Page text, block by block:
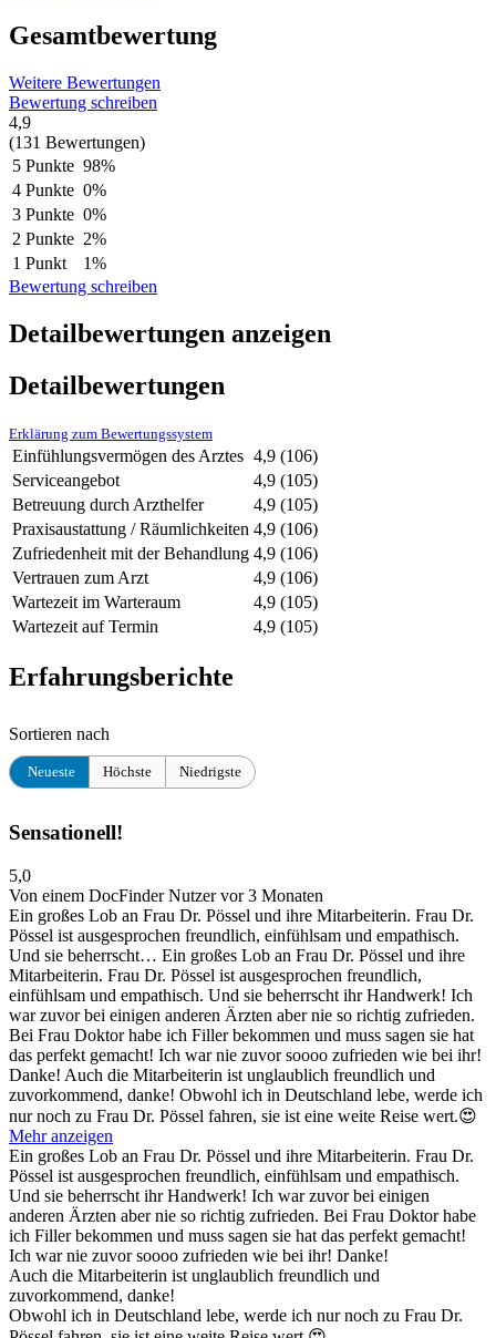
Gesamtbewertung
Weitere Bewertungen
Bewertung schreiben
4,9
(131 Bewertungen)
5 Punkte 98%
4 Punkte 0%
3 Punkte 0%
2 Punkte 2%
1 Punkt
1%
Bewertung schreiben
Detailbewertungen anzeigen
Detailbewertungen
Erklärung zum Bewertungssystem
Einfühlungsvermögen des Arztes 4,9 (106)
Serviceangebot
4,9 (105)
Betreuung durch Arzthelfer
4,9 (105)
Praxisaustattung / Räumlichkeiten 4,9 (106)
Zufriedenheit mit der Behandlung 4,9 (106)
Vertrauen zum Arzt
4,9 (106)
Wartezeit im Warteraum
4,9 (105)
Wartezeit auf Termin
4,9 (105)
Erfahrungsberichte
Sortieren nach
Neueste Höchste Niedrigste
Sensationell!
5,0
Von einem DocFinder Nutzervor 3 Monaten
Ein großes Lob an Frau Dr. Pössel und ihre Mitarbeiterin. Frau Dr.
Pössel ist ausgesprochen freundlich, einfühlsam und empathisch.
Und sie beherrscht… Ein großes Lob an Frau Dr. Pössel und ihre
Mitarbeiterin. Frau Dr. Pössel ist ausgesprochen freundlich,
einfühlsam und empathisch. Und sie beherrscht ihr Handwerk! Ich
war zuvor bei einigen anderen Ärzten aber nie so richtig zufrieden.
Bei Frau Doktor habe ich Filler bekommen und muss sagen sie hat
das perfekt gemacht! Ich war nie zuvor soooo zufrieden wie bei ihr!
Danke! Auch die Mitarbeiterin ist unglaublich freundlich und
zuvorkommend, danke! Obwohl ich in Deutschland lebe, werde ich
nur noch zu Frau Dr. Pössel fahren, sie ist eine weite Reise wert.😍
Mehr anzeigen
Ein großes Lob an Frau Dr. Pössel und ihre Mitarbeiterin. Frau Dr.
Pössel ist ausgesprochen freundlich, einfühlsam und empathisch.
Und sie beherrscht ihr Handwerk! Ich war zuvor bei einigen
anderen Ärzten aber nie so richtig zufrieden. Bei Frau Doktor habe
ich Filler bekommen und muss sagen sie hat das perfekt gemacht!
Ich war nie zuvor soooo zufrieden wie bei ihr! Danke!
Auch die Mitarbeiterin ist unglaublich freundlich und
zuvorkommend, danke!
Obwohl ich in Deutschland lebe, werde ich nur noch zu Frau Dr.